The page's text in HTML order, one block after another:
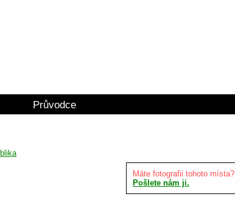
Průvodce
Máte fotografii tohoto místa?
Pošlete nám ji.